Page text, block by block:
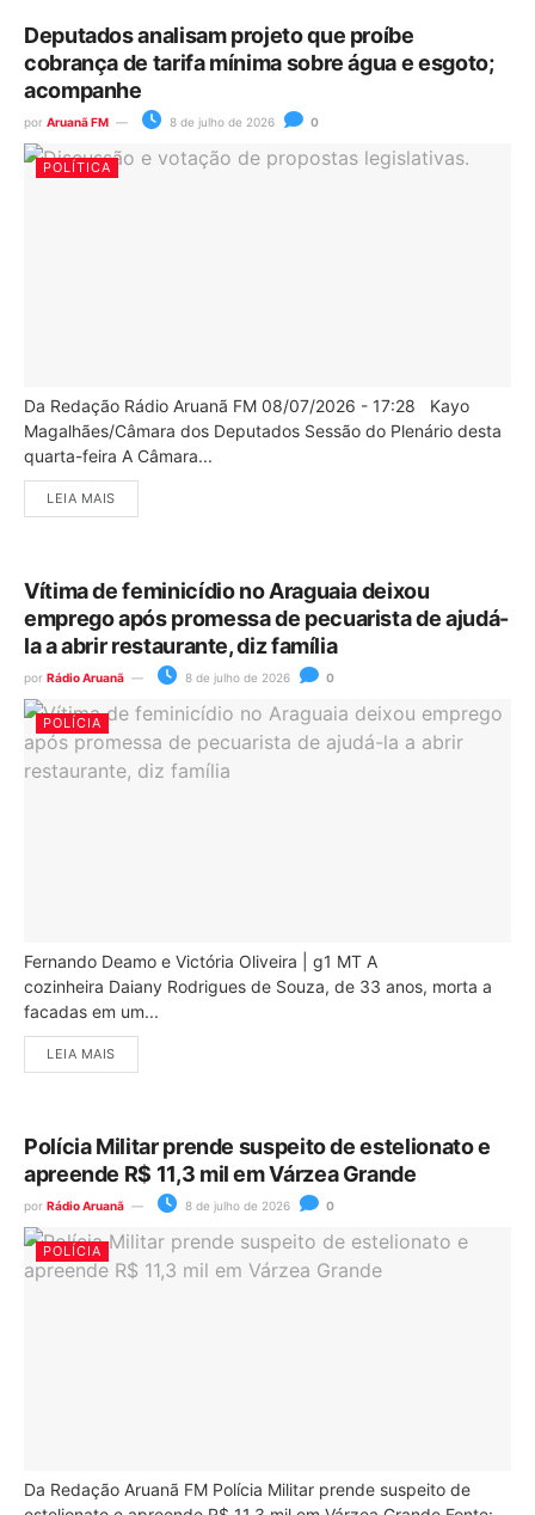
Deputados analisam projeto que proíbe
cobrança de tarifa mínima sobre água e esgoto;
acompanhe
por Aruanã FM 8 de julho de 2026 0
POLÍTICA
Da Redação Rádio Aruanã FM 08/07/2026 - 17:28 Kayo
Magalhães/Câmara dos Deputados Sessão do Plenário desta
quarta-feira A Câmara...
LEIA MAIS
Vítima de feminicídio no Araguaia deixou
emprego após promessa de pecuarista de ajudá-
la a abrir restaurante, diz família
por Rádio Aruanã 8 de julho de 2026 0
POLÍCIA
Fernando Deamo e Victória Oliveira | g1 MT A
cozinheira Daiany Rodrigues de Souza, de 33 anos, morta a
facadas em um...
LEIA MAIS
Polícia Militar prende suspeito de estelionato e
apreende R$ 11,3 mil em Várzea Grande
por Rádio Aruanã 8 de julho de 2026 0
POLÍCIA
Da Redação Aruanã FM Polícia Militar prende suspeito de